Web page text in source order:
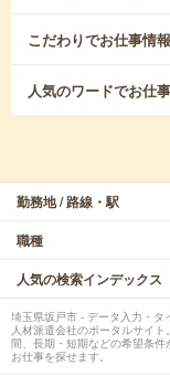
こだわりでお仕事情
人気のワードでお仕
勤務地 / 路線・駅
職種
人気の検索インデックス
埼玉県坂戸市 - データ入力・タ
人材派遣会社のポータルサイ
間、長期・短期などの希望条
お仕事を探せます。